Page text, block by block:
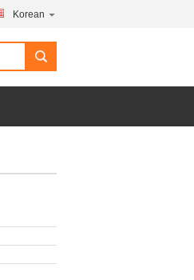
Korean